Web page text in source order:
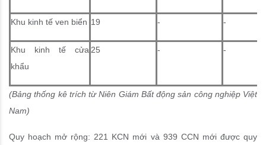
Khu kinh tế ven biển 19 - -
Khu kinh tế cửa
khẩu
25 - -
(Bảng thống kê trích từ Niên Giám Bất động sản công nghiệp Việt
Nam)
Quy hoạch mở rộng: 221 KCN mới và 939 CCN mới được quy